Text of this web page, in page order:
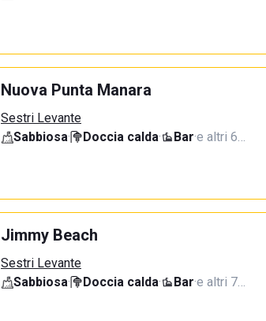
Nuova Punta Manara
Sestri Levante
Sabbiosa· Doccia calda· Bar·e altri 6…
Jimmy Beach
Sestri Levante
Sabbiosa· Doccia calda· Bar·e altri 7…